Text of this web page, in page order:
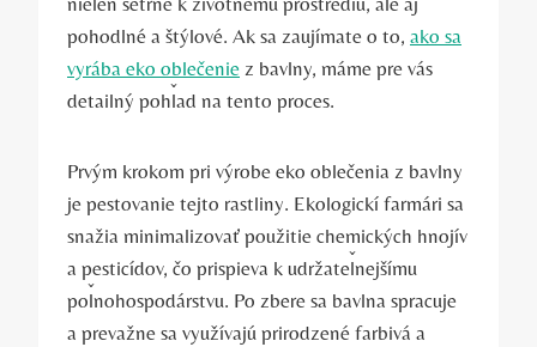
pohodlné a štýlové. Ak sa zaujímate o to, ako sa
vyrába eko oblečenie z bavlny, máme pre vás
detailný pohľad na tento proces.
Prvým krokom pri výrobe eko oblečenia z bavlny
je pestovanie tejto rastliny. Ekologickí farmári sa
snažia minimalizovať použitie chemických hnojív
a pesticídov, čo prispieva k udržateľnejšímu
poľnohospodárstvu. Po zbere sa bavlna spracuje
a prevažne sa využívajú prirodzené farbivá a